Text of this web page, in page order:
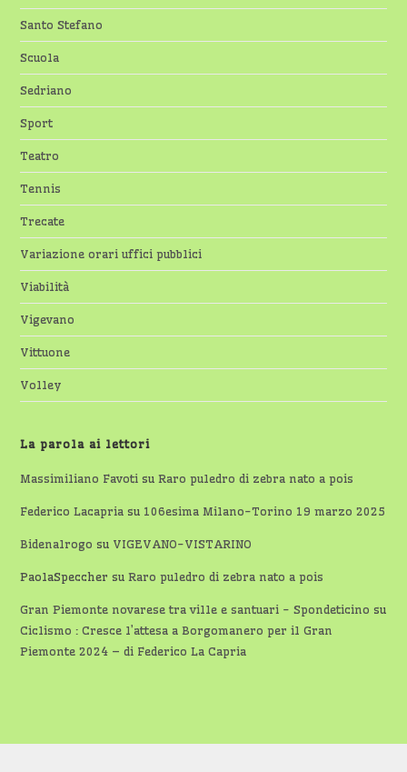
Santo Stefano
Scuola
Sedriano
Sport
Teatro
Tennis
Trecate
Variazione orari uffici pubblici
Viabilità
Vigevano
Vittuone
Volley
La parola ai lettori
Massimiliano Favoti suRaro puledro di zebra nato a pois
Federico Lacapria su 106esima Milano-Torino 19 marzo 2025
Bidenalrogo su VIGEVANO-VISTARINO
PaolaSpeccher suRaro puledro di zebra nato a pois
Gran Piemonte novarese tra ville e santuari - Spondeticino su
Ciclismo : Cresce l’attesa a Borgomanero per il Gran
Piemonte 2024 – di Federico La Capria